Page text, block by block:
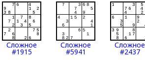
Сложное
#1915
Сложное
#5941
Сложное
#2437